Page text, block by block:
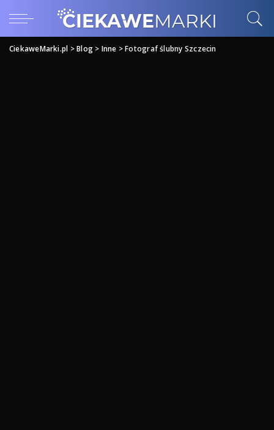
CiekaweMarki.pl >Blog> Inne >Fotograf ślubny Szczecin